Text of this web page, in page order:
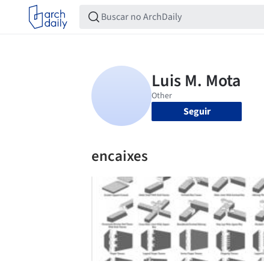
Seguir
encaixes